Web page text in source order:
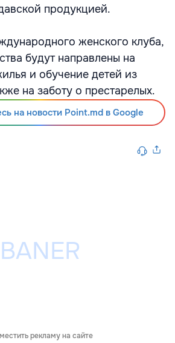
продукцией.
женского клуба,
будут направлены на
и обучение детей из
на заботу о престарелых.
на новости Point.md в Google
рекламу на сайте